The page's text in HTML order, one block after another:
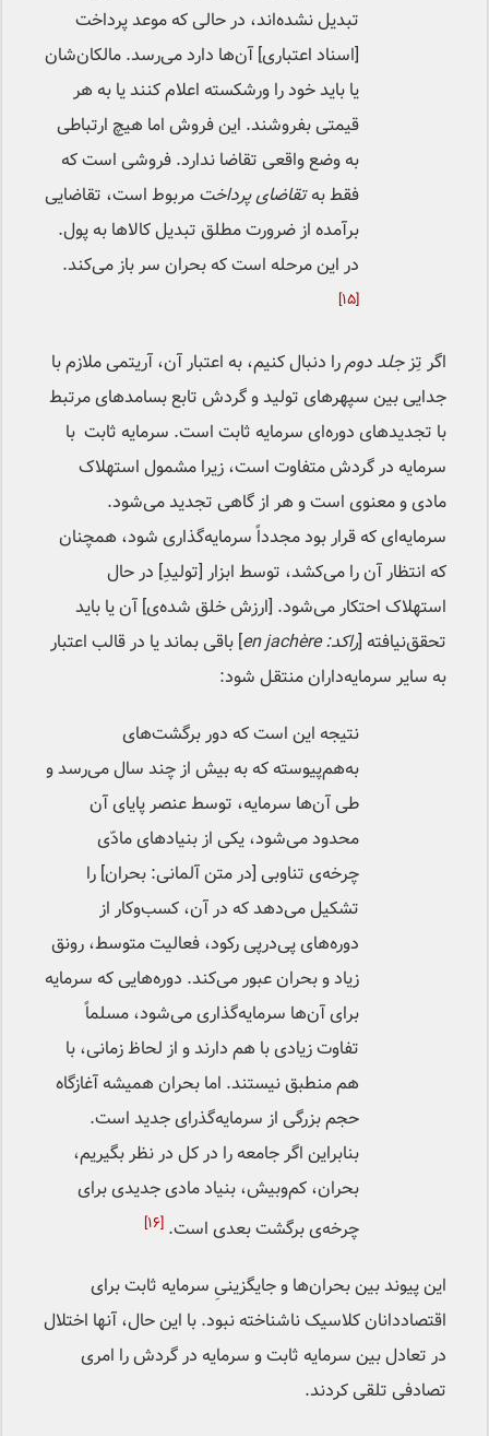
تبدیل نشده‌اند، در حالی که موعد پرداخت
[اسناد اعتباری] آن‌ها دارد می‌رسد. مالکان‌شان
یا باید خود را ورشکسته اعلام کنند یا به هر
قیمتی بفروشند. این فروش اما هیچ ارتباطی
به وضع واقعی تقاضا ندارد. فروشی است که
فقط بهتقاضای پرداخت مربوط است، تقاضایی
برآمده از ضرورت مطلق تبدیل کالاها به پول.
در این مرحله است که بحران سر باز می‌کند.
[۱۵]
اگر تِزجلد دومرا دنبال کنیم، به اعتبار آن، آریتمی ملازم با
جدایی بین سپهرهای تولید و گردش تابع بسامدهای مرتبط
با تجدیدهای دوره‌ای سرمایه ثابت است. سرمایه ثابت با
سرمایه در گردش متفاوت است، زیرا مشمول استهلاک
مادی و معنوی است و هر از گاهی تجدید می‌شود.
سرمایه‌‌ای که قرار بود مجدداً سرمایه‌گذاری شود، همچنان
که انتظار آن را می‌کشد، توسط ابزار [تولیدِ] در حال
استهلاک احتکار می‌شود. [ارزش خلق شده‌ی] آن یا باید
تحقق‌نیافته [راکد:en jachère] باقی بماند یا در قالب اعتبار
به سایر سرمایه‌داران منتقل شود:
نتیجه این است که دور برگشت‌های
به‌هم‌پیوسته که به بیش از چند سال می‌رسد و
طی آن‌ها سرمایه، توسط عنصر پایای آن
محدود می‌شود، یکی از بنیادهای مادّی
چرخه‌ی تناوبی [در متن آلمانی: بحران] را
تشکیل می‌دهد که در آن، کسب‌وکار از
دوره‌های پی‌درپی رکود، فعالیت متوسط، رونق
زیاد و بحران عبور می‌کند. دوره‌هایی که سرمایه
برای آن‌ها سرمایه‌گذاری می‌شود، مسلماً
تفاوت زیادی با هم دارند و از لحاظ زمانی، با
هم منطبق نیستند. اما بحران همیشه آغازگاه
حجم بزرگی از سرمایه‌گذرای جدید است.
بنابراین اگر جامعه را در کل در نظر بگیریم،
بحران، کم‌وبیش، بنیاد مادی جدیدی برای
چرخه‌ی برگشت بعدی است.[۱۶]
این پیوند بین بحران‌ها و جایگزینیِ سرمایه ثابت برای
اقتصاددانان کلاسیک ناشناخته نبود. با این حال، آنها اختلال
در تعادل بین سرمایه ثابت و سرمایه در گردش را امری
تصادفی تلقی کردند.